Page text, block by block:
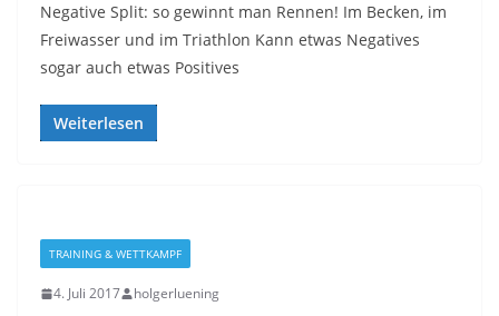
Negative Split: so gewinnt man Rennen! Im Becken, im
Freiwasser und im Triathlon Kann etwas Negatives
sogar auch etwas Positives
Weiterlesen
TRAINING & WETTKAMPF
4. Juli 2017 holgerluening